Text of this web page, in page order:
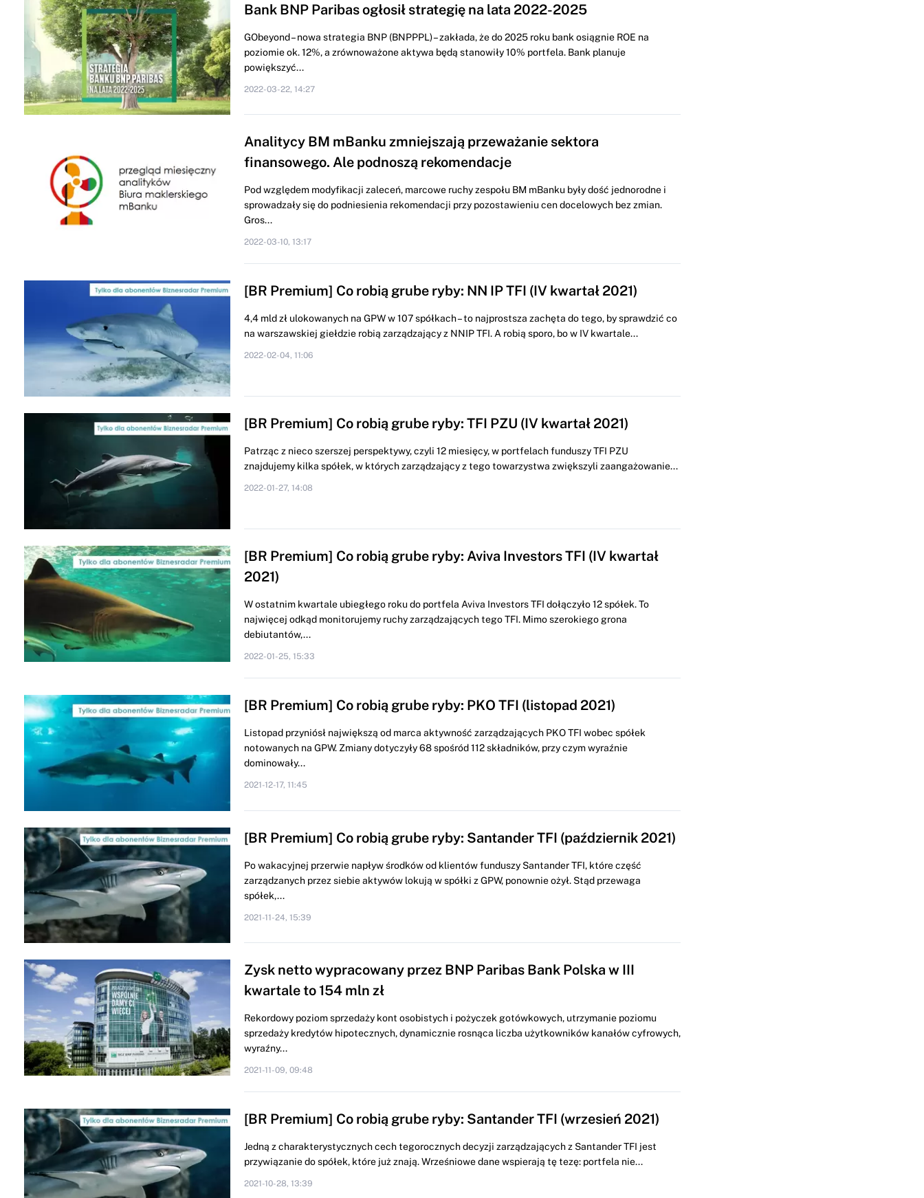
Bank BNP Paribas ogłosił strategię na lata 2022-2025
GObeyond – nowa strategia BNP (BNPPPL) – zakłada, że do 2025 roku bank osiągnie ROE na
poziomie ok. 12%, a zrównoważone aktywa będą stanowiły 10% portfela. Bank planuje
powiększyć...
2022-03-22, 14:27
Analitycy BM mBanku zmniejszają przeważanie sektora
finansowego. Ale podnoszą rekomendacje
Pod względem modyfikacji zaleceń, marcowe ruchy zespołu BM mBanku były dość jednorodne i
sprowadzały się do podniesienia rekomendacji przy pozostawieniu cen docelowych bez zmian.
Gros...
2022-03-10, 13:17
[BR Premium] Co robią grube ryby: NN IP TFI (IV kwartał 2021)
4,4 mld zł ulokowanych na GPW w 107 spółkach – to najprostsza zachęta do tego, by sprawdzić co
na warszawskiej giełdzie robią zarządzający z NNIP TFI. A robią sporo, bo w IV kwartale...
2022-02-04, 11:06
[BR Premium] Co robią grube ryby: TFI PZU (IV kwartał 2021)
Patrząc z nieco szerszej perspektywy, czyli 12 miesięcy, w portfelach funduszy TFI PZU
znajdujemy kilka spółek, w których zarządzający z tego towarzystwa zwiększyli zaangażowanie...
2022-01-27, 14:08
[BR Premium] Co robią grube ryby: Aviva Investors TFI (IV kwartał
2021)
W ostatnim kwartale ubiegłego roku do portfela Aviva Investors TFI dołączyło 12 spółek. To
najwięcej odkąd monitorujemy ruchy zarządzających tego TFI. Mimo szerokiego grona
debiutantów,...
2022-01-25, 15:33
[BR Premium] Co robią grube ryby: PKO TFI (listopad 2021)
Listopad przyniósł największą od marca aktywność zarządzających PKO TFI wobec spółek
notowanych na GPW. Zmiany dotyczyły 68 spośród 112 składników, przy czym wyraźnie
dominowały...
2021-12-17, 11:45
[BR Premium] Co robią grube ryby: Santander TFI (październik 2021)
Po wakacyjnej przerwie napływ środków od klientów funduszy Santander TFI, które część
zarządzanych przez siebie aktywów lokują w spółki z GPW, ponownie ożył. Stąd przewaga
spółek,...
2021-11-24, 15:39
Zysk netto wypracowany przez BNP Paribas Bank Polska w III
kwartale to 154 mln zł
Rekordowy poziom sprzedaży kont osobistych i pożyczek gotówkowych, utrzymanie poziomu
sprzedaży kredytów hipotecznych, dynamicznie rosnąca liczba użytkowników kanałów cyfrowych,
wyraźny...
2021-11-09, 09:48
[BR Premium] Co robią grube ryby: Santander TFI (wrzesień 2021)
Jedną z charakterystycznych cech tegorocznych decyzji zarządzających z Santander TFI jest
przywiązanie do spółek, które już znają. Wrześniowe dane wspierają tę tezę: portfela nie...
2021-10-28, 13:39